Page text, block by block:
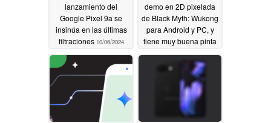
lanzamiento del
Google Pixel 9a se
insinúa en las últimas
filtraciones 10/06/2024
demo en 2D pixelada
de Black Myth: Wukong
para Android y PC, y
tiene muy buena pinta
10/04/2024